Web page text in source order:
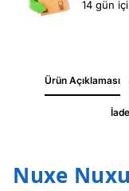
14 gün
Ürün Açıklaması
Nuxe